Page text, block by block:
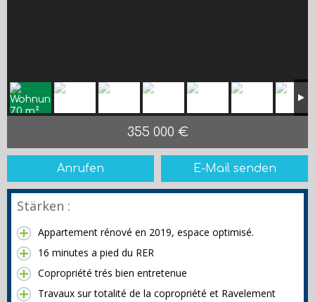
355 000 €
Anrufen E-Mail senden
Stärken :
Appartement rénové en 2019, espace optimisé.
16 minutes a pied du RER
Copropriété trés bien entretenue
Travaux sur totalité de la copropriété et Ravelement